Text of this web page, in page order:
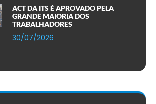
ACT DA ITS É APROVADO PELA
GRANDE MAIORIA DOS
TRABALHADORES
30/07/2026